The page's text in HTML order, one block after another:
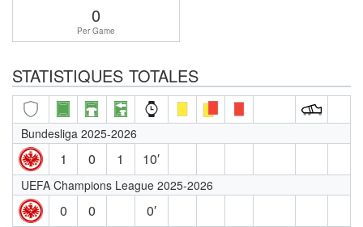
0
Per Game
STATISTIQUES TOTALES
Bundesliga 2025-2026
1 0 1 10′
UEFA Champions League 2025-2026
0 0 0′